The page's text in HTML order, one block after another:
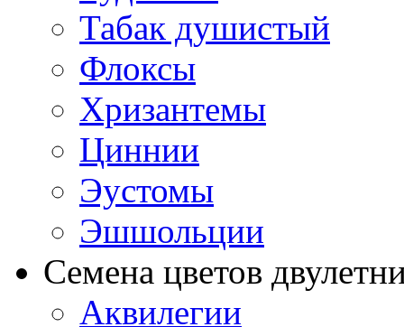
Табак душистый
Флоксы
Хризантемы
Циннии
Эустомы
Эшшольции
Семена цветов
Аквилегии